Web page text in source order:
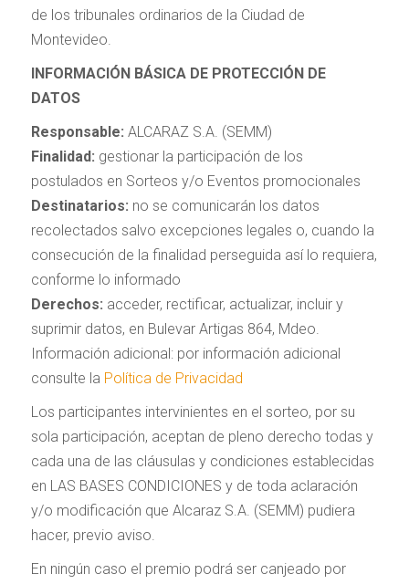
de los tribunales ordinarios de la Ciudad de
Montevideo.
INFORMACIÓN BÁSICA DE PROTECCIÓN DE
DATOS
Responsable: ALCARAZ S.A. (SEMM)
Finalidad: gestionar la participación de los
postulados en Sorteos y/o Eventos promocionales
Destinatarios: no se comunicarán los datos
recolectados salvo excepciones legales o, cuando la
consecución de la finalidad perseguida así lo requiera,
conforme lo informado
Derechos: acceder, rectificar, actualizar, incluir y
suprimir datos, en Bulevar Artigas 864, Mdeo.
Información adicional: por información adicional
consulte la Política de Privacidad
Los participantes intervinientes en el sorteo, por su
sola participación, aceptan de pleno derecho todas y
cada una de las cláusulas y condiciones establecidas
en LAS BASES CONDICIONES y de toda aclaración
y/o modificación que Alcaraz S.A. (SEMM) pudiera
hacer, previo aviso.
En ningún caso el premio podrá ser canjeado por